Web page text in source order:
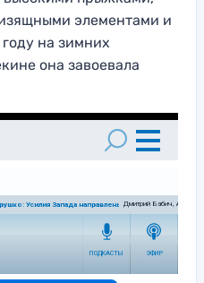
элементами и
на зимних
она завоевала